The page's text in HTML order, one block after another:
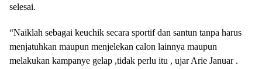
selesai.
“Naiklah sebagai keuchik secara sportif dan santun tanpa harus
menjatuhkan maupun menjelekan calon lainnya maupun
melakukan kampanye gelap ,tidak perlu itu , ujar Arie Januar .